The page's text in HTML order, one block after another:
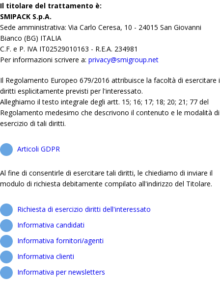
Il titolare del trattamento è:
SMIPACK S.p.A.
Sede amministrativa: Via Carlo Ceresa, 10 - 24015 San Giovanni
Bianco (BG) ITALIA
C.F. e P. IVA IT02529010163 - R.E.A. 234981
Per informazioni scrivere a: privacy@smigroup.net
Il Regolamento Europeo 679/2016 attribuisce la facoltà di esercitare i
diritti esplicitamente previsti per l'interessato.
Alleghiamo il testo integrale degli artt. 15; 16; 17; 18; 20; 21; 77 del
Regolamento medesimo che descrivono il contenuto e le modalità di
esercizio di tali diritti.
Articoli GDPR
Al fine di consentirle di esercitare tali diritti, le chiediamo di inviare il
modulo di richiesta debitamente compilato all'indirizzo del Titolare.
Richiesta di esercizio diritti dell'interessato
Informativa candidati
Informativa fornitori/agenti
Informativa clienti
Informativa per newsletters